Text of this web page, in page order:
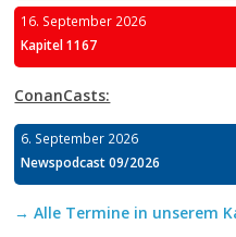
16. September 2026
Kapitel 1167
ConanCasts:
6. September 2026
Newspodcast 09/2026
→ Alle Termine in unserem